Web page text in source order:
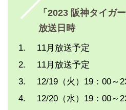
「2023 阪神タイガ
放送日時
11月放送予定
11月放送予定
12/19（火）19：00～
12/20（水）19：00～